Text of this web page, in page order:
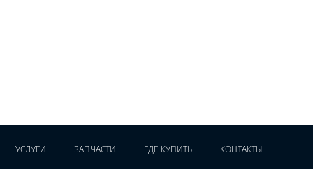
УСЛУГИ ЗАПЧАСТИ ГДЕ КУПИТЬ КОНТАКТЫ